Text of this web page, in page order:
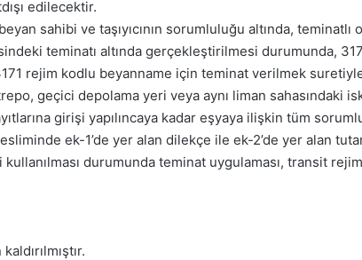
edilecektir.
sahibi ve taşıyıcının sorumluluğu altında,
teminatı altında gerçekleştirilmesi durumunda,
rejim kodlu beyanname için teminat verilmek suretiyle
geçici depolama yeri veya aynı liman sahasındaki
girişi yapılıncaya kadar eşyaya ilişkin tüm
ek-1’de yer alan dilekçe ile ek-2’de yer alan
durumunda teminat uygulaması, transit